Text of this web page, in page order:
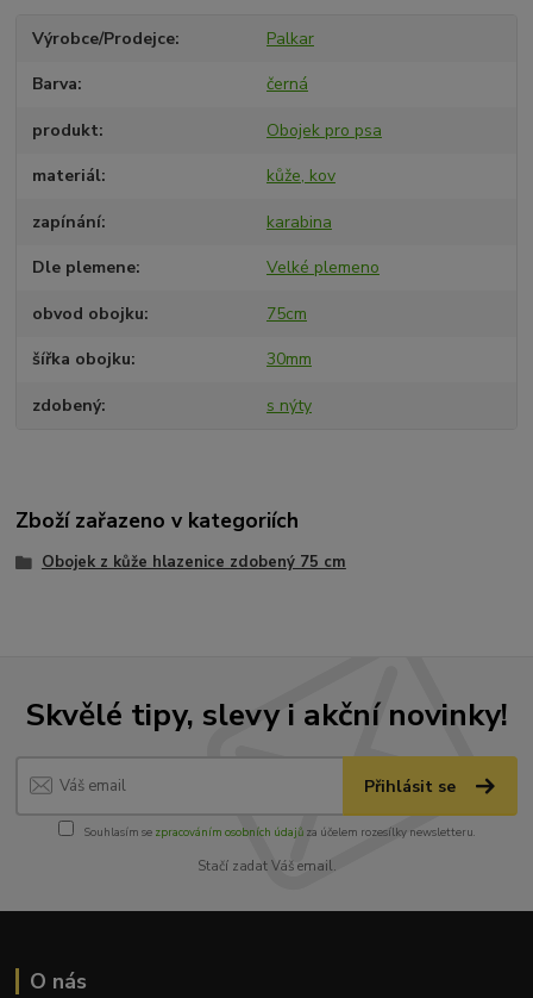
Výrobce/Prodejce Palkar
Barva černá
produkt Obojek pro psa
materiál kůže, kov
zapínání karabina
Dle plemene Velké plemeno
obvod obojku 75cm
šířka obojku 30mm
zdobený s nýty
Zboží zařazeno v kategoriích
Obojek z kůže hlazenice zdobený 75 cm
Skvělé tipy, slevy i akční novinky!
Přihlásit se
Souhlasím se zpracováním osobních údajůza účelem rozesílky newsletteru.
Stačí zadat Váš email.
O nás